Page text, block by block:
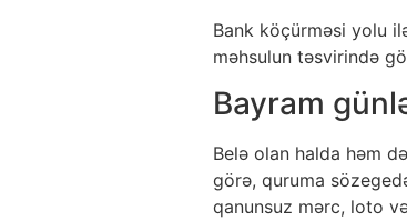
Bank köçürməsi yolu
məhsulun təsvirində
Bayram
Belə olan halda həm
görə, quruma
qanunsuz mərc, loto